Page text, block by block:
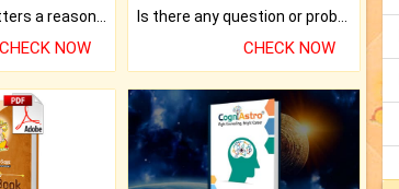
CHECK NOW CHECK NOW